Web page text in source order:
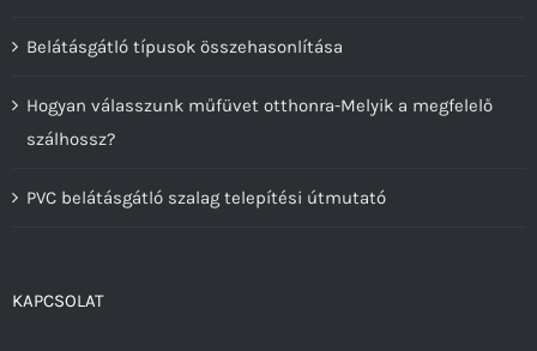
Belátásgátló típusok összehasonlítása
Hogyan válasszunk műfüvet otthonra-Melyik a megfelelő
szálhossz?
PVC belátásgátló szalag telepítési útmutató
KAPCSOLAT